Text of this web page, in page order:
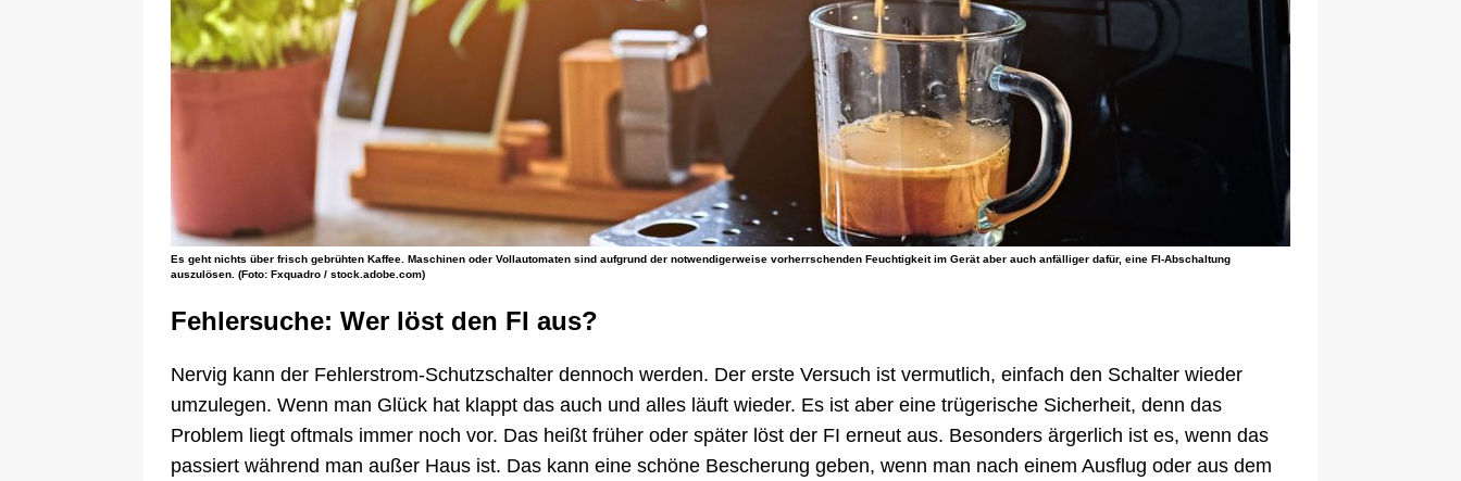
Es geht nichts über frisch gebrühten Kaffee. Maschinen oder Vollautomaten sind aufgrund der notwendigerweise vorherrschenden Feuchtigkeit im Gerät aber auch anfälliger dafür, eine FI-Abschaltung
auszulösen. (Foto: Fxquadro / stock.adobe.com)
Fehlersuche: Wer löst den FI aus?
Nervig kann der Fehlerstrom-Schutzschalter dennoch werden. Der erste Versuch ist vermutlich, einfach den Schalter wieder
umzulegen. Wenn man Glück hat klappt das auch und alles läuft wieder. Es ist aber eine trügerische Sicherheit, denn das
Problem liegt oftmals immer noch vor. Das heißt früher oder später löst der FI erneut aus. Besonders ärgerlich ist es, wenn das
passiert während man außer Haus ist. Das kann eine schöne Bescherung geben, wenn man nach einem Ausflug oder aus dem